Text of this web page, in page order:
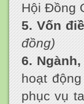
Hội Đồng
5. Vốn
đồng)
6.
hoạt
phục vụ